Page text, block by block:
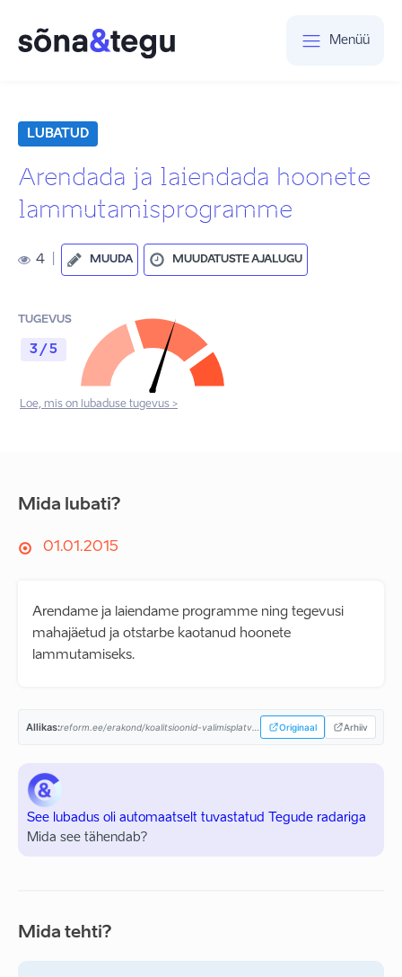
Menüü
LUBATUD
Arendada ja laiendada hoonete
lammutamisprogramme
4 MUUDA MUUDATUSTE AJALUGU
TUGEVUS
3 / 5
Loe, mis on lubaduse tugevus >
Mida lubati?
01.01.2015
Arendame ja laiendame programme ning tegevusi
mahajäetud ja otstarbe kaotanud hoonete
lammutamiseks.
Allikas: Originaal Arhiiv
See lubadus oli automaatselt tuvastatud Tegude radariga
Mida see tähendab?
Mida tehti?